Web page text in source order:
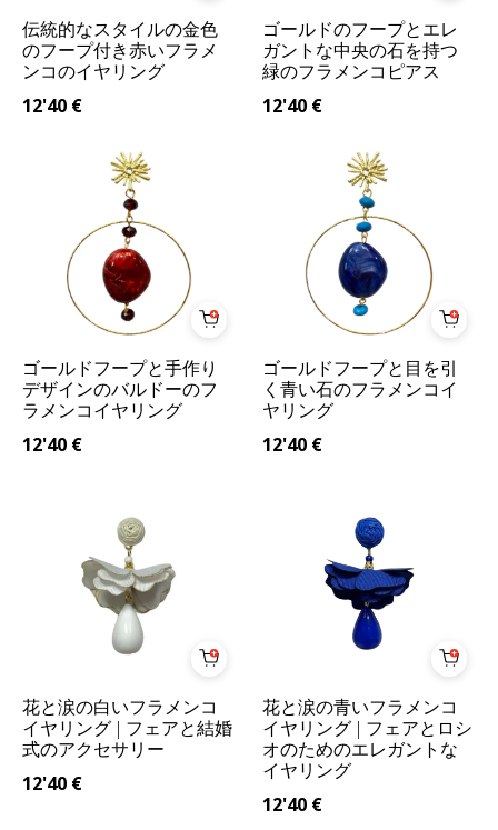
伝統的なスタイルの金色
のフープ付き赤いフラメ
ンコのイヤリング
12'40 €
ゴールドのフープとエレ
ガントな中央の石を持つ
緑のフラメンコピアス
12'40 €
ゴールドフープと手作り
デザインのバルドーのフ
ラメンコイヤリング
12'40 €
ゴールドフープと目を引
く青い石のフラメンコイ
ヤリング
12'40 €
花と涙の白いフラメンコ
イヤリング | フェアと結婚
式のアクセサリー
12'40 €
花と涙の青いフラメンコ
イヤリング | フェアとロシ
オのためのエレガントな
イヤリング
12'40 €